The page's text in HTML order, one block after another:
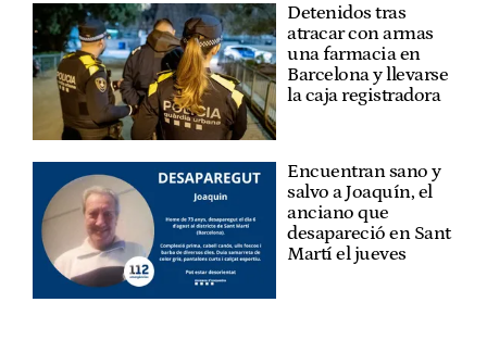
Detenidos tras
atracar con armas
una farmacia en
Barcelona y llevarse
la caja registradora
Encuentran sano y
salvo a Joaquín, el
anciano que
desapareció en Sant
Martí el jueves